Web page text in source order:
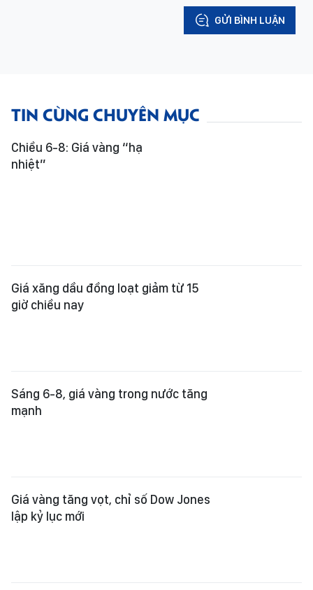
GỬI BÌNH LUẬN
TIN CÙNG CHUYÊN MỤC
Chiều 6-8: Giá vàng “hạ
nhiệt”
Giá xăng dầu đồng loạt giảm từ 15
giờ chiều nay
Sáng 6-8, giá vàng trong nước tăng
mạnh
Giá vàng tăng vọt, chỉ số Dow Jones
lập kỷ lục mới